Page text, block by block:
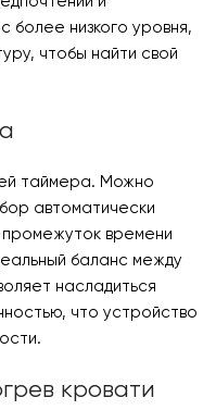
более низкого уровня,
чтобы найти свой
таймера. Можно
автоматически
времени
баланс между
насладиться
что устройство
кровати